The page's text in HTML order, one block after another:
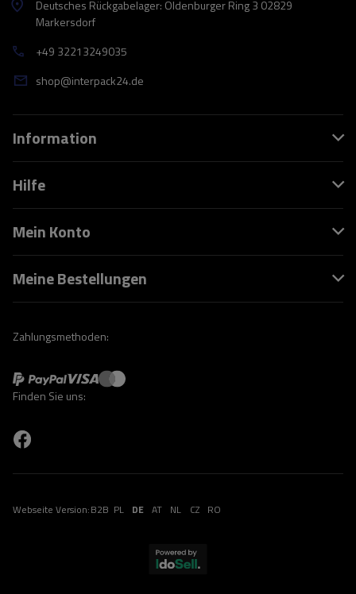
Deutsches Rückgabelager: Oldenburger Ring 3 02829
Markersdorf
+49 32213249035
shop@interpack24.de
Information
Hilfe
Mein Konto
Meine Bestellungen
Zahlungsmethoden:
Finden Sie uns:
Webseite Version:B2B PL DE AT NL CZ RO